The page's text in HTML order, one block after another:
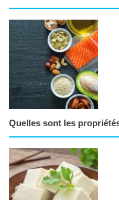
Quelles sont les